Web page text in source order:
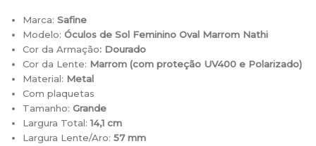
Marca:Safine
Modelo:Óculos de Sol Feminino Oval Marrom Nathi
Cor da Armação: Dourado
Cor da Lente: Marrom (com proteção UV400 e Polarizado)
Material: Metal
Com plaquetas
Tamanho:Grande
Largura Total:14,1 cm
Largura Lente/Aro: 57 mm